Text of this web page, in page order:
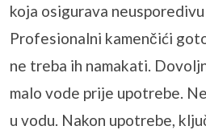
koja osigurava
Profesionalni kamenčići
ne treba ih namakati.
malo vode prije upotrebe.
u vodu. Nakon upotrebe,